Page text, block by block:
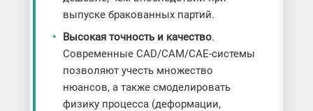
выпуске бракованных партий.
Высокая точность и качество.
Современные CAD/CAM/CAE-системы
позволяют учесть множество
нюансов, а также смоделировать
физику процесса (деформации,